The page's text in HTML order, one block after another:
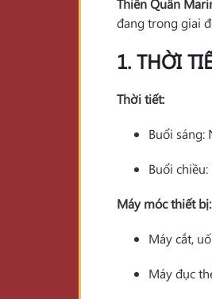
Thiên Quân
đang trong giai
1. THỜI
Thời tiết:
Buổi sáng:
Buổi
Máy móc thiết bị:
Máy cắt,
Máy đục